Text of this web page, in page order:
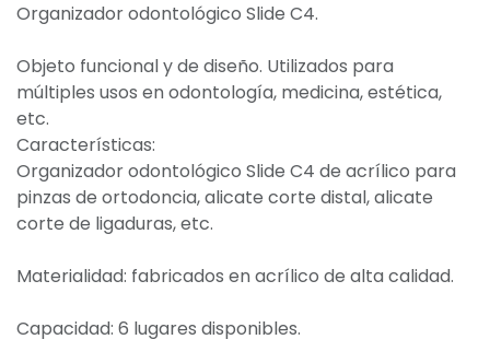
Organizador odontológico Slide C4.
Objeto funcional y de diseño. Utilizados para
múltiples usos en odontología, medicina, estética,
etc.
Características:
Organizador odontológico Slide C4 de acrílico para
pinzas de ortodoncia, alicate corte distal, alicate
corte de ligaduras, etc.
Materialidad: fabricados en acrílico de alta calidad.
Capacidad: 6 lugares disponibles.